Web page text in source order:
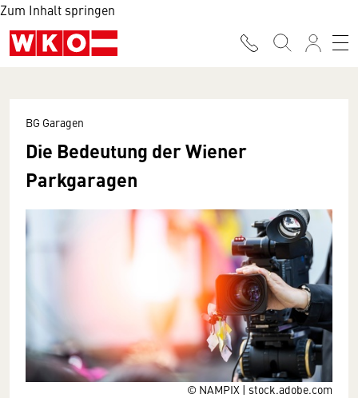
Zum Inhalt springen
© NAMPIX | stock.adobe.com
BG Garagen
Die Bedeutung der Wiener
Parkgaragen